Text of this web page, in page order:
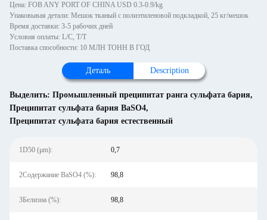
Цена: FOB ANY PORT OF CHINA USD 0.3-0.9/kg
Упаковывая детали: Мешок тканый с полиэтиленовой подкладкой, 25 кг/мешок
Время доставки: 3-5 рабочих дней
Условия оплаты: L/C, T/T
Поставка способности: 10 МЛН ТОНН В ГОД
Деталь Description
Выделить: Промышленный преципитат ранга сульфата бария,
Преципитат сульфата бария BaSO4,
Преципитат сульфата бария естественный
1D50 (μm): 0,7
2Содержание BaSO4 (%): 98,8
3Белизна (%): 98,8